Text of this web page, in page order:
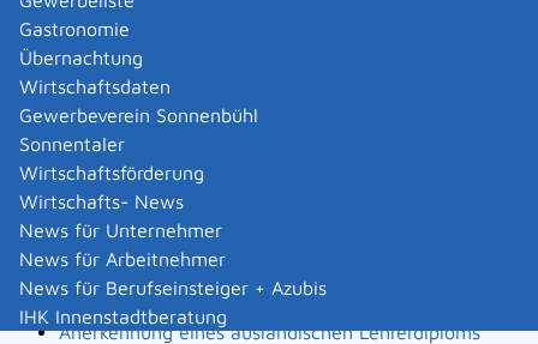
Gastronomie
Übernachtung
Wirtschaftsdaten
Gewerbeverein Sonnenbühl
Sonnentaler
Wirtschaftsförderung
Wirtschafts- News
News für Unternehmer
News für Arbeitnehmer
News für Berufseinsteiger + Azubis
IHK Innenstadtberatung
Änderung nach Beantragung oder bei Bezug von
Bürgergeld mitteilen
Änderung persönlicher Daten der Hochschule
mitteilen
Änderungen an die Krankenkasse melden
Anerkennung als gemeinnützige Stiftung
beantragen
Anerkennung als Pharmaberater beantragen
Anerkennung als Prüf-, Zertifizierung- oder
Überwachungsstelle (PÜZ-Stelle) nach
Landesbauordnung
Anerkennung eines ausländischen Lehrerdiploms